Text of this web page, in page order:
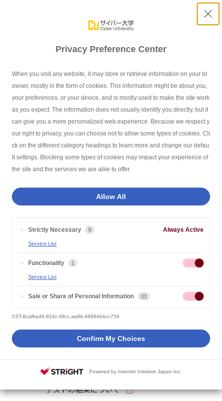
Privacy Preference Center
When you visit any website, it may store or retrieve information on your br
owser, mostly in the form of cookies. This information might be about you,
your preferences, or your device, and is mostly used to make the site work
as you expect. The information does not usually identify you directly, but it
can give you a more personalized web experience. Because we respect y
our right to privacy, you can choose not to allow some types of cookies. Cli
ck on the different category headings to learn more and change our defau
lt settings. Blocking some types of cookies may impact your experience of
the site and the services we are able to offer.
Allow All
Strictly Necessary 9 Always Active
Service List
Functionality 1
Service List
Sale or Share of Personal Information 33
CST-8cafba46-924c-48cc-aa8b-99684bbcc759
Confirm My Choices
Powered by Internet Initiative Japan Inc.
「キャリアゲートウェイ 2025」ビジネスコンテストにて
本学の在学生が優秀賞を受賞しました
サイバー大学TOP お知らせ 「キャリアゲートウェイ 2025」ビジネス
2026.02.16 在学生・卒業生の活躍
株式会社ベネッセ i-キャリアが主催する「キャリアゲートウェイ
2025」ビジネスコンテストのファイナリストに本学在学生の小
リファイナルで優秀賞を受賞しました。小吹さんは、伝統工芸品
支援を通じて伝統継承を実現するプラットフォーム「匠の窓」の
企画について発表しました。
詳細は、以下のリンクをご覧ください。
「キャリアゲートウェイ 2025」ビジネスコン
テストの結果について